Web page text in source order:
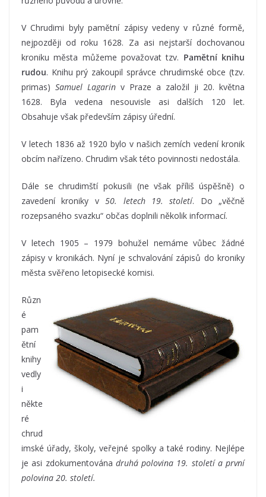
V Chrudimi byly pamětní zápisy vedeny v různé formě,
nejpozději od roku 1628. Za asi nejstarší dochovanou
kroniku města můžeme považovat tzv. Pamětní knihu
rudou. Knihu prý zakoupil správce chrudimské obce (tzv.
primas) Samuel Lagarin v Praze a založil ji 20. května
1628. Byla vedena nesouvisle asi dalších 120 let.
Obsahuje však především zápisy úřední.
V letech 1836 až 1920 bylo v našich zemích vedení kronik
obcím nařízeno. Chrudim však této povinnosti nedostála.
Dále se chrudimští pokusili (ne však příliš úspěšně) o
zavedení kroniky v50. letech 19. století. Do „věčně
rozepsaného svazku“ občas doplnili několik informací.
V letech 1905 – 1979 bohužel nemáme vůbec žádné
zápisy v kronikách. Nyní je schvalování zápisů do kroniky
města svěřeno letopisecké komisi.
Různ
é
pam
ětní
knihy
vedly
i
někte
ré
chrud
imské úřady, školy, veřejné spolky a také rodiny. Nejlépe
je asi zdokumentována druhá polovina 19. století a první
polovina 20. století.